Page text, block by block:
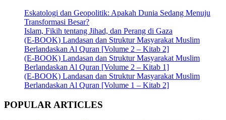
Eskatologi dan Geopolitik: Apakah Dunia Sedang Menuju
Transformasi Besar?
Islam, Fikih tentang Jihad, dan Perang di Gaza
(E-BOOK) Landasan dan Struktur Masyarakat Muslim
Berlandaskan Al Quran [Volume 2 – Kitab 2]
(E-BOOK) Landasan dan Struktur Masyarakat Muslim
Berlandaskan Al Quran [Volume 2 – Kitab 1]
(E-BOOK) Landasan dan Struktur Masyarakat Muslim
Berlandaskan Al Quran [Volume 1 – Kitab 2]
POPULAR ARTICLES